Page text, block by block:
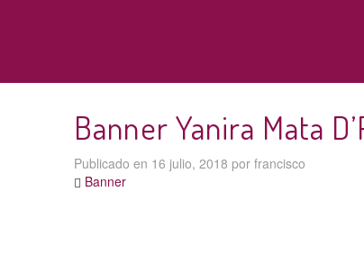
Banner Yanira Mata
Publicado en 16 julio, 2018 por francisco
Banner